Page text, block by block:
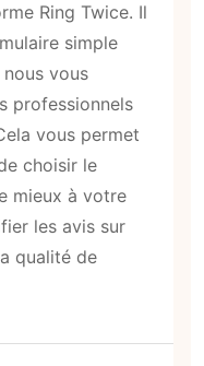
Ring Twice. Il
simple
vous
professionnels
vous permet
choisir le
mieux à votre
les avis sur
qualité de